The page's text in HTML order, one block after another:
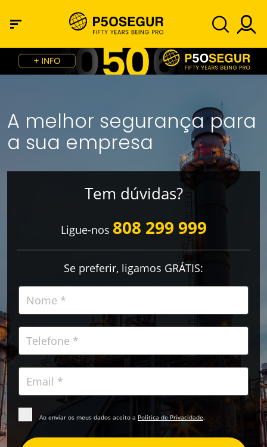
A melhor segurança para
a sua empresa
Tem dúvidas?
Ligue-nos 808 299 999
Se preferir, ligamos GRÁTIS:
Ao enviar os meus dados aceito a Política de Privacidade.